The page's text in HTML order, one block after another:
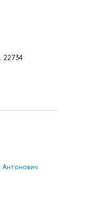
22734
Антонович